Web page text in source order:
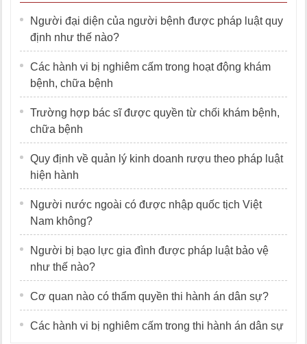
Người đại diện của người bệnh được pháp luật quy
định như thế nào?
Các hành vi bị nghiêm cấm trong hoạt động khám
bệnh, chữa bệnh
Trường hợp bác sĩ được quyền từ chối khám bệnh,
chữa bệnh
Quy định về quản lý kinh doanh rượu theo pháp luật
hiện hành
Người nước ngoài có được nhập quốc tịch Việt
Nam không?
Người bị bạo lực gia đình được pháp luật bảo vệ
như thế nào?
Cơ quan nào có thẩm quyền thi hành án dân sự?
Các hành vi bị nghiêm cấm trong thi hành án dân sự